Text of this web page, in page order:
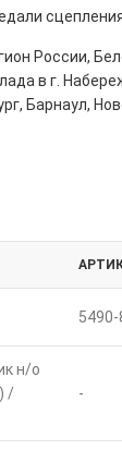
России,
в г.
Барнаул,
н/о
/
-